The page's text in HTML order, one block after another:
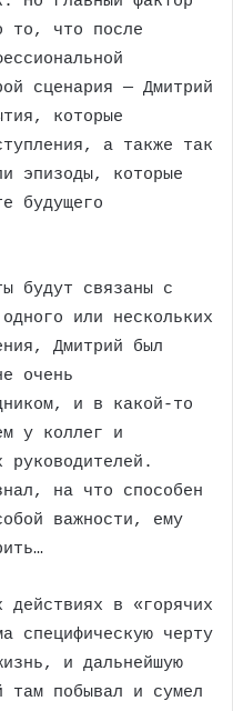
то, что после
сценария — Дмитрий
которые
а также так
эпизоды, которые
будущего
будут связаны с
или нескольких
Дмитрий был
очень
и в какой-то
у коллег и
руководителей.
на что способен
важности, ему
в «горячих
специфическую черту
и дальнейшую
там побывал и сумел